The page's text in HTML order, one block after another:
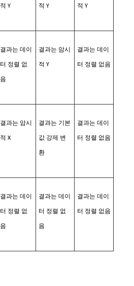
적 Y 적 Y 적 Y
결과는 데이
터 정렬 없
음
결과는 암시
적 Y
결과는 데이
터 정렬 없음
결과는 암시
적 X
결과는 기본
값 강제 변
환
결과는 데이
터 정렬 없음
결과는 데이
터 정렬 없
음
결과는 데이
터 정렬 없
음
결과는 데이
터 정렬 없음